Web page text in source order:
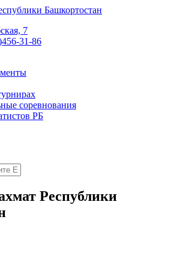
Башкортостан
7
31-86
соревнования
РБ
Республики